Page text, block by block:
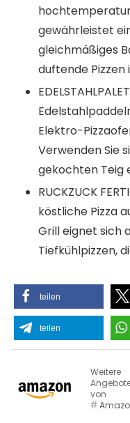
gewährleistet
gleichmäßiges
duftende Pizzen
Elektro-
Verwenden Sie
gekochten Teig
RUCKZUCK
köstliche Pizza
Grill eignet sich
Tiefkühlpizzen,
teilen
teilen
Weitere
von